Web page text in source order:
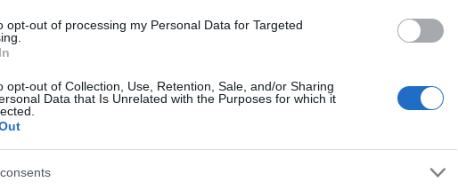
opt-out of processing my Personal Data for Targeted
opt-out of Collection, Use, Retention, Sale, and/or Sharing
Data that Is Unrelated with the Purposes for which it
fra Team Eksjöhus etter Predazzo. Foto: Vanzetta/NordicFocus
Og det å være 100 prosent hjelperytter og så bli nummer
over det jeg trodde var realistisk. Jeg trodde jeg skulle